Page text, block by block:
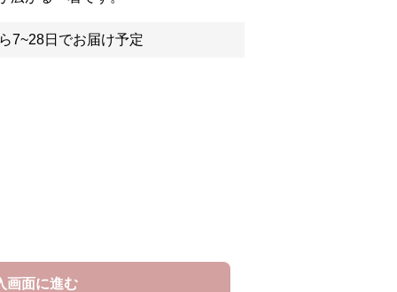
7~28日でお届け予定
画面に進む